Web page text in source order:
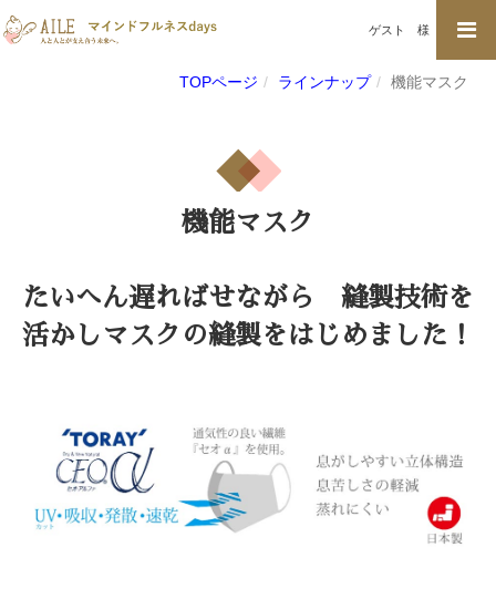
ゲスト 様
TOPページ ラインナップ 機能マスク
機能マスク
たいへん遅ればせながら 縫製技術を
活かしマスクの縫製をはじめました！